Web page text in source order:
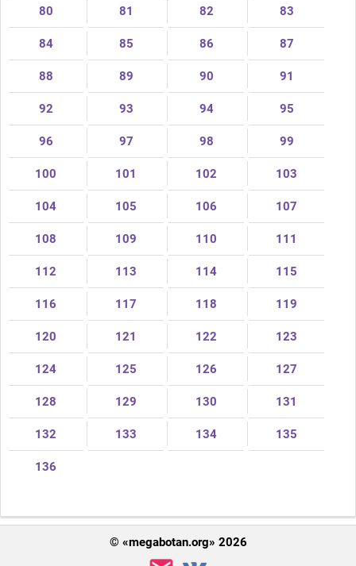
80 81 82 83
84 85 86 87
88 89 90 91
92 93 94 95
96 97 98 99
100 101 102 103
104 105 106 107
108 109 110 111
112 113 114 115
116 117 118 119
120 121 122 123
124 125 126 127
128 129 130 131
132 133 134 135
136
© «megabotan.org» 2026